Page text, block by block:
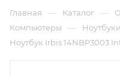
Главная — Каталог —
Компьютеры — Ноутбуки
Ноутбук Irbis 14NBP3003